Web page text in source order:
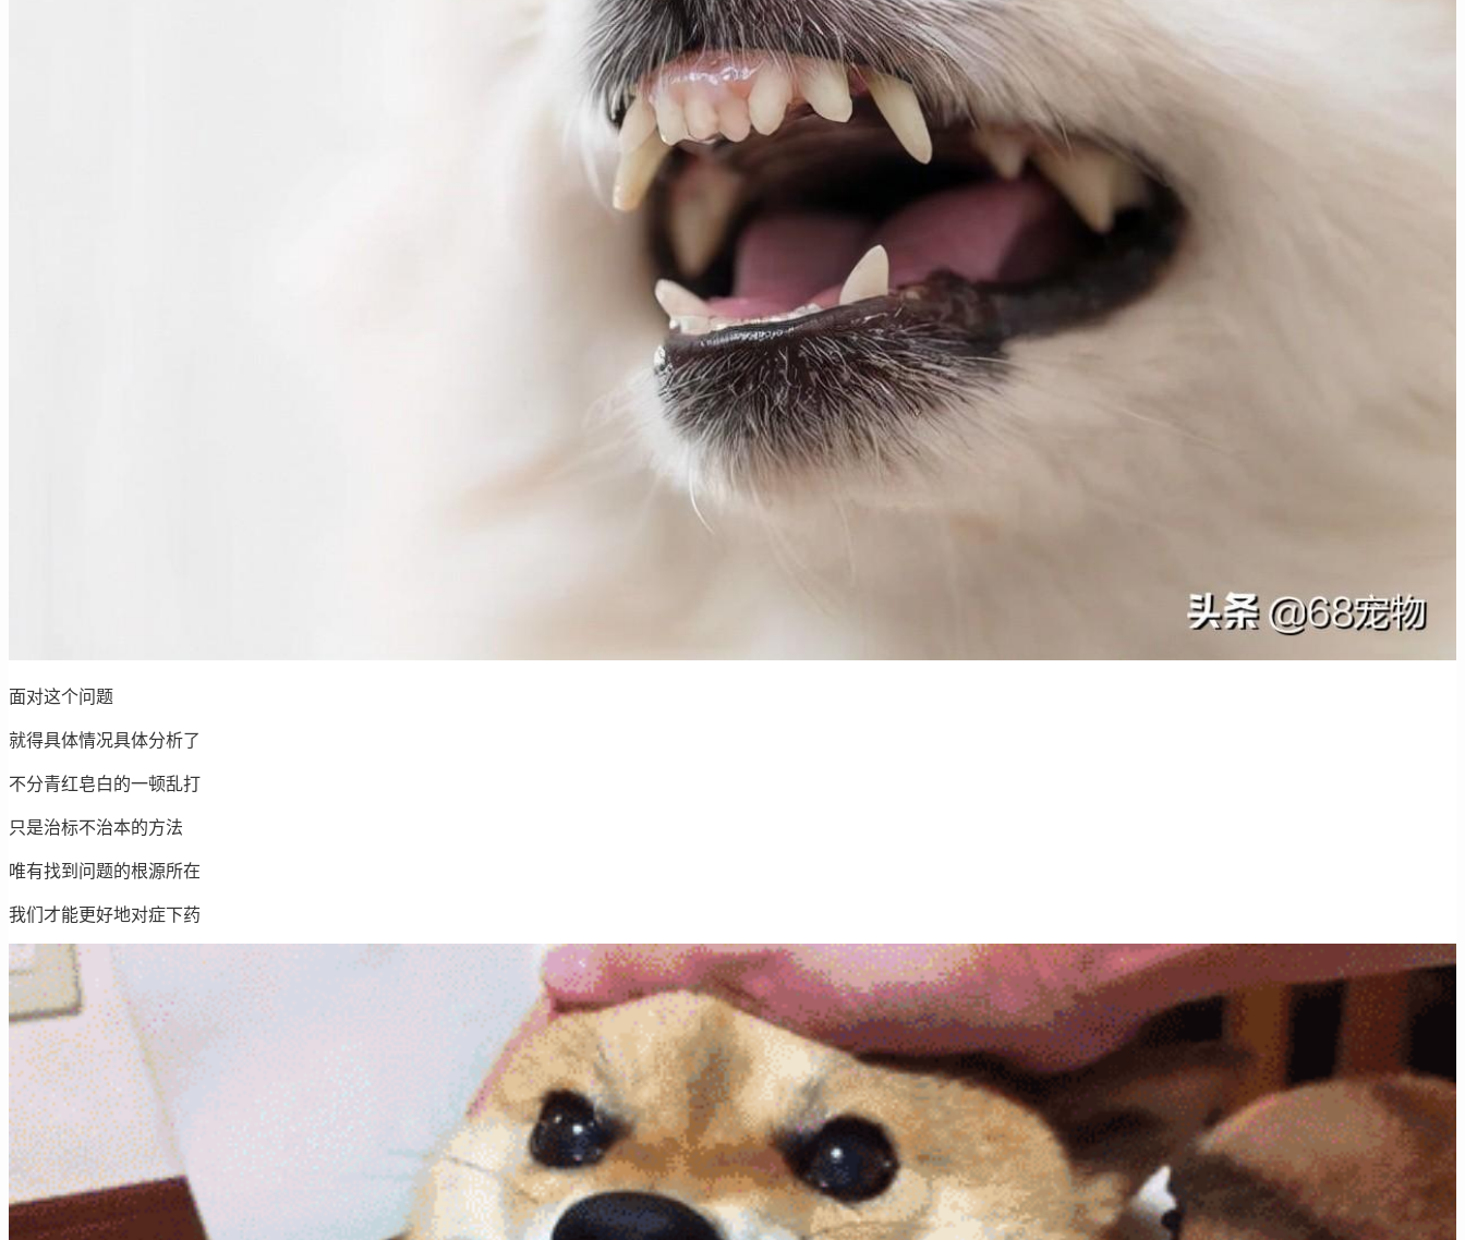
面对这个问题
就得具体情况具体分析了
不分青红皂白的一顿乱打
只是治标不治本的方法
唯有找到问题的根源所在
我们才能更好地对症下药